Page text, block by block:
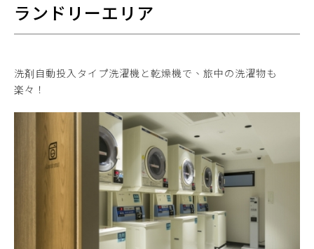
ランドリーエリア
洗剤自動投入タイプ洗濯機と乾燥機で、旅中の洗濯物も
楽々！